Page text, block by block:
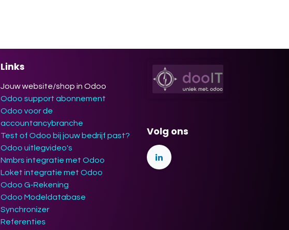
Links
Jouw website/shop in Odoo
Odoo support abonnement
Odoo voor de
accountancybranche
Test of Odoo bij jouw bedrijf past?
Odoo uitlegvideo's
Nmbrs integratie met Odoo
Loket integratie met Odoo
Odoo G-Rekening
Odoo Modeldatabase
Synchronizer
Referenties
Volg ons